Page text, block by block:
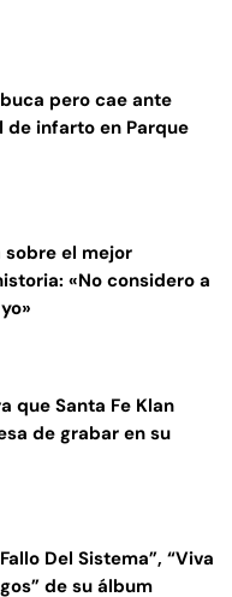
pero cae ante
de infarto en Parque
el mejor
«No considero a
que Santa Fe Klan
de grabar en su
Del Sistema”, “Viva
de su álbum